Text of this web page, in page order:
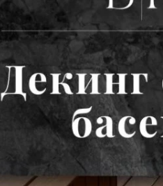
Абонирайте се за
получете безплатен
съвети и добри
избора на декинг и
Искам